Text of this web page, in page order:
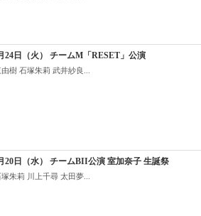
24日（火） チームM「RESET」公演
樹 石塚朱莉 武井紗良...
20日（水） チームBII公演 室加奈子 生誕祭
朱莉 川上千尋 太田夢...